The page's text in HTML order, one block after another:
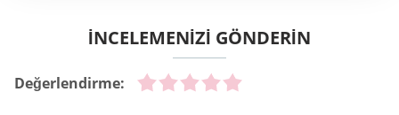
İNCELEMENİZİ GÖNDERİN
Değerlendirme: